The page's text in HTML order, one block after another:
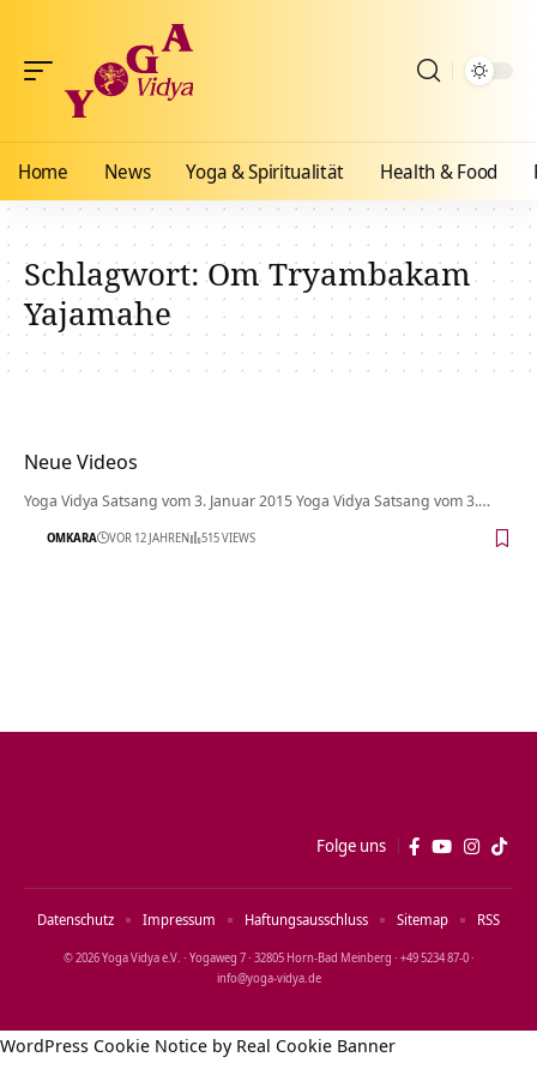
Home News Yoga & Spiritualität Health & Food
Schlagwort:Om Tryambakam
Yajamahe
Neue Videos
Yoga Vidya Satsang vom 3. Januar 2015 Yoga Vidya Satsang vom 3.…
OMKARA VOR 12 JAHREN 515 VIEWS
Folge uns
© 2026 Yoga Vidya e.V. · Yogaweg 7 · 32805 Horn‑Bad Meinberg · +49 5234 87‑0 ·
info@yoga‑vidya.de
Datenschutz Impressum Haftungsausschluss Sitemap RSS
WordPress Cookie Notice by Real Cookie Banner